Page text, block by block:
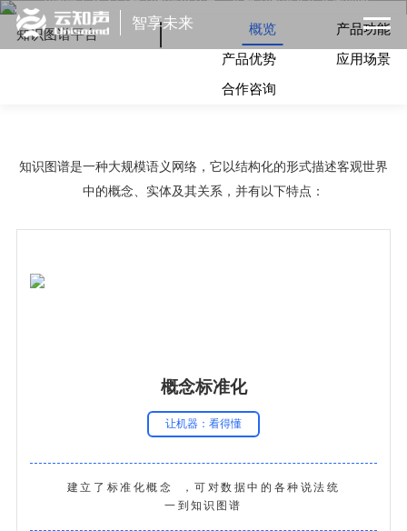
智享未来
水蜜桃着色入口知识图谱平台是一套知识图谱全生命周期管
理平台。采用自然语言处理和知识图谱技术打造，提供可视
化的知识图谱构建与管理功能，并提供面向知识服务和应用
知识图谱平台 概览 产品功能
产品优势 应用场景
合作咨询
知识图谱是一种大规模语义网络，它以结构化的形式描述客观世界
中的概念、实体及其关系，并有以下特点：
概念标准化
让机器：看得懂
建立了标准化概念，可对数据中的各种说法统
一到知识图谱